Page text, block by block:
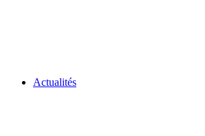
Actualités